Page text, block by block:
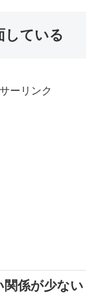
している
ーリンク
関係が少ない